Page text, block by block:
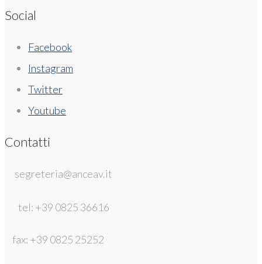
Social
Facebook
Instagram
Twitter
Youtube
Contatti
segreteria@anceav.it
tel: +39 0825 36616
fax: +39 0825 25252